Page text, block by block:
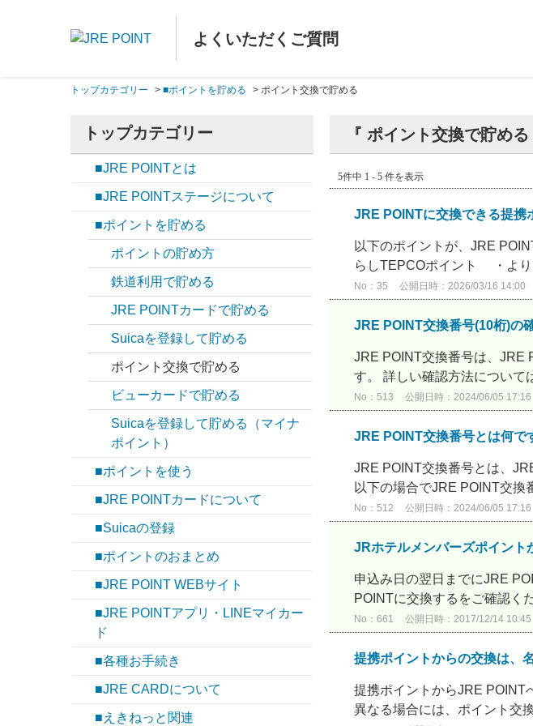
よくいただくご質問
トップカテゴリー > ■ポイントを貯める > ポイント交換で貯める
トップカテゴリー
■JRE POINTとは
■JRE POINTステージについて
■ポイントを貯める
ポイントの貯め方
鉄道利用で貯める
JRE POINTカードで貯める
Suicaを登録して貯める
ポイント交換で貯める
ビューカードで貯める
Suicaを登録して貯める（マイナ
ポイント）
■ポイントを使う
■JRE POINTカードについて
■Suicaの登録
■ポイントのおまとめ
■JRE POINT WEBサイト
■JRE POINTアプリ・LINEマイカー
ド
■各種お手続き
■JRE CARDについて
■えきねっと関連
『 ポイント交換で貯め
5件中 1 - 5 件を表示
JRE POINTに交換できる提携
以下のポイントが、JRE
らしTEPCOポイント ・より
No：35 公開日時：2026/03/16 14:00
JRE POINT交換番号(10桁)の
JRE POINT交換番号は、JRE
す。 詳しい確認方法につい
No：513 公開日時：2024/06/05 17:16
JRE POINT交換番号とは何で
JRE POINT交換番号とは、
以下の場合でJRE POINT交換
No：512 公開日時：2024/06/05 17:16
JRホテルメンバーズポイント
申込み日の翌日までにJRE
POINTに交換するをご確認く
No：661 公開日時：2017/12/14 10:45
提携ポイントからの交換は、
提携ポイントからJRE POINT
異なる場合には、ポイント交